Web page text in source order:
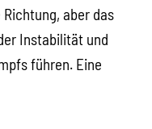
aber das
Instabilität und
führen. Eine